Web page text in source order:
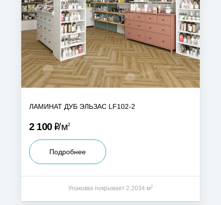
ЛАМИНАТ ДУБ ЭЛЬЗАС LF102-2
2 100Р м2
Подробнее
Упаковка покрывает 2.2034 м2